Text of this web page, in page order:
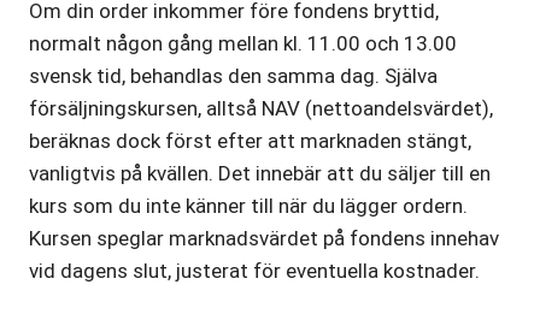
Om din order inkommer före fondens bryttid,
normalt någon gång mellan kl. 11.00 och 13.00
svensk tid, behandlas den samma dag. Själva
försäljningskursen, alltså NAV (nettoandelsvärdet),
beräknas dock först efter att marknaden stängt,
vanligtvis på kvällen. Det innebär att du säljer till en
kurs som du inte känner till när du lägger ordern.
Kursen speglar marknadsvärdet på fondens innehav
vid dagens slut, justerat för eventuella kostnader.